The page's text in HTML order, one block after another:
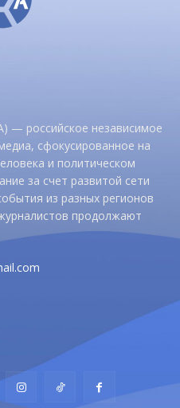
— российское независимое
сфокусированное на
и политическом
за счет развитой сети
из разных регионов
продолжают